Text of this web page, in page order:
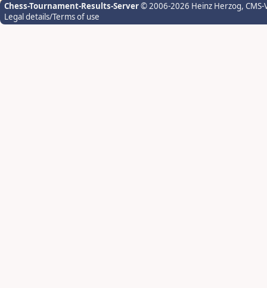
Chess-Tournament-Results-Server© 2006-2026 Heinz Herzog,
Legal details/Terms of use